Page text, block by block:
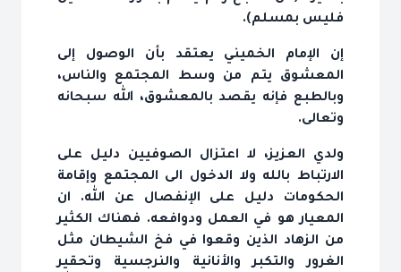
فليس بمسلم).
إن الإمام الخميني يعتقد بأن الوصول إلى
المعشوق يتم من وسط المجتمع والناس،
وبالطبع فإنه يقصد بالمعشوق، الله سبحانه
وتعالى.
ولدي العزيز، لا اعتزال الصوفيين دليل على
الارتباط بالله ولا الدخول الى المجتمع وإقامة
الحكومات دليل على الإنفصال عن الله. ان
المعيار هو في العمل ودوافعه. فهناك الكثير
من الزهاد الذين وقعوا في فخ الشيطان مثل
الغرور والتكبر والأنانية والنرجسية وتحقير